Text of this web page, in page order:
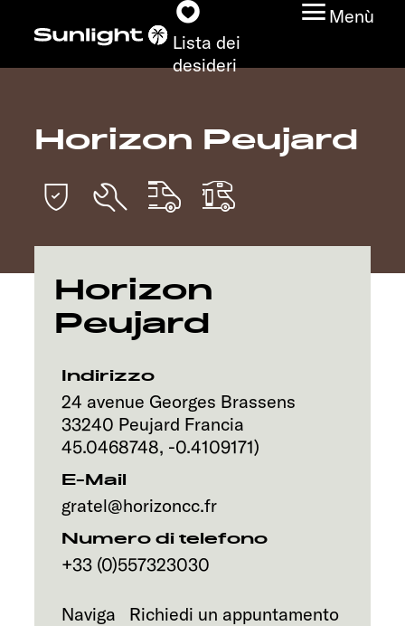
Lista dei
desideri
Menù
Modelli
Configuratore
Trovate il vostro
Sunlight
Ricerca concessionari
Scoprire
Servizi
Horizon Peujard
Horizon
Peujard
Indirizzo
24 avenue Georges Brassens
33240 Peujard Francia
45.0468748, -0.4109171)
E-Mail
gratel@horizoncc.fr
Numero di telefono
+33 (0)557323030
Naviga Richiedi un appuntamento